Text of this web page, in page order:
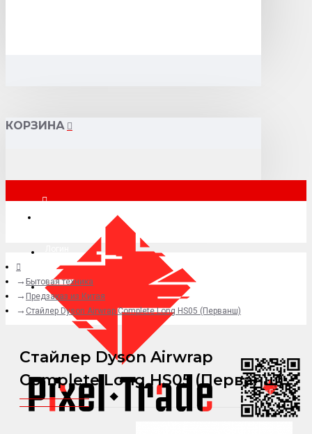
КОРЗИНА
+7 (495) 015-41-41
Бытовая техника
Предзаказ из Китая
Стайлер Dyson Airwrap Complete Long HS05 (Перванш)
Стайлер Dyson Airwrap
Complete Long HS05 (Перванш)